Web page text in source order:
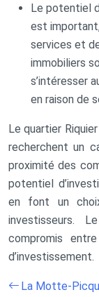
Le potentiel
est
services et
immobiliers
s’intéresser
en raison de
Le quartier
recherchent un
proximité des
potentiel
en font un
investisseurs.
compromis
d’investissement.
La Motte-